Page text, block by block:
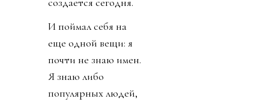
И поймал себя на
еще одной вещи: я
почти не знаю имен.
Я знаю либо
популярных людей,